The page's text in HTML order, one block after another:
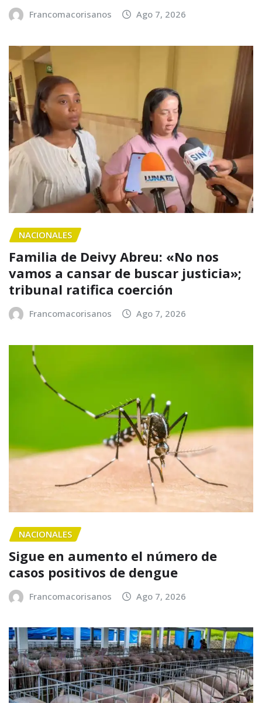
Francomacorisanos Ago 7, 2026
NACIONALES
Familia de Deivy Abreu: «No nos
vamos a cansar de buscar justicia»;
tribunal ratifica coerción
Francomacorisanos Ago 7, 2026
NACIONALES
Sigue en aumento el número de
casos positivos de dengue
Francomacorisanos Ago 7, 2026